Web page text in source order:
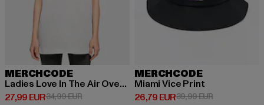
MERCHCODE
Ladies Love In The Air Oversized Boyfriend Tee
27,99 EUR
Derzeitiger Preis: 27,99 EUR
34,99 EURAktionspreis: 34,99 EUR
MERCHCODE
Miami Vice Print
26,79 EUR
Derzeitiger Preis: 26,79 EUR
39,99 EURAktionspreis: